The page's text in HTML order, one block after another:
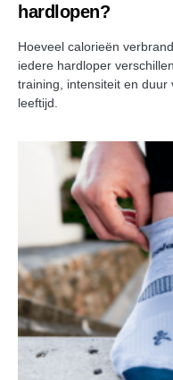
hardlopen?
Hoeveel calorieën
iedere hardloper
training, intensiteit en duur
leeftijd.